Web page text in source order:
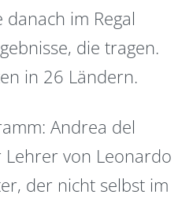
im Regal
die tragen.
in 26 Ländern.
Andrea del
von Leonardo
der nicht selbst im